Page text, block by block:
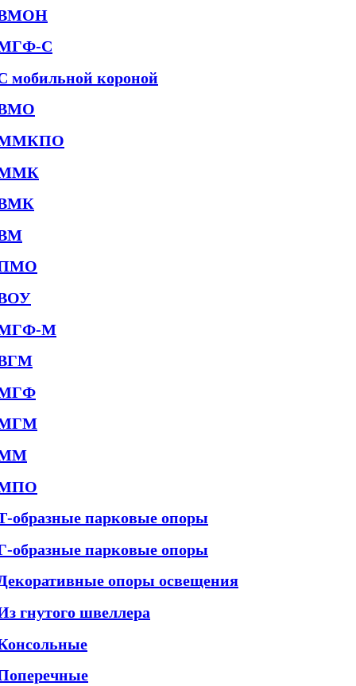
С
мобильной короной
М
образные парковые опоры
образные парковые опоры
опоры освещения
гнутого швеллера